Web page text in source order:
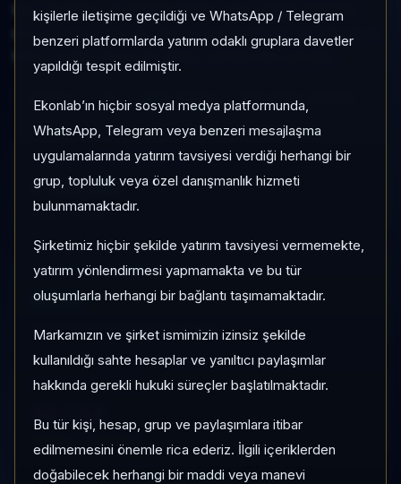
kişilerle iletişime geçildiği ve WhatsApp / Telegram
benzeri platformlarda yatırım odaklı gruplara davetler
yapıldığı tespit edilmiştir.
Ekonlab’ın hiçbir sosyal medya platformunda,
WhatsApp, Telegram veya benzeri mesajlaşma
uygulamalarında yatırım tavsiyesi verdiği herhangi bir
grup, topluluk veya özel danışmanlık hizmeti
bulunmamaktadır.
Şirketimiz hiçbir şekilde yatırım tavsiyesi vermemekte,
yatırım yönlendirmesi yapmamakta ve bu tür
oluşumlarla herhangi bir bağlantı taşımamaktadır.
Markamızın ve şirket ismimizin izinsiz şekilde
kullanıldığı sahte hesaplar ve yanıltıcı paylaşımlar
hakkında gerekli hukuki süreçler başlatılmaktadır.
Bu tür kişi, hesap, grup ve paylaşımlara itibar
edilmemesini önemle rica ederiz. İlgili içeriklerden
doğabilecek herhangi bir maddi veya manevi
Koç Holding, Al kategorisinde, son 1 ayda +%8,65,
son 3 ayda +%2,03, düşük risk profiliyle, AL sinyaliyle
hisse analizi EkonLab detay sayfasında sunulur.
KCHOL Al Risk: Düşük Son fiyat:
1 AY VE 3 AY PERFORMANS
+%8,65
3 Ay:+%2,03
KATEGORI KONUMU
6/36
Momentum bazlı kategori içi sıra
KALITE / DEĞERLEME
34 /82